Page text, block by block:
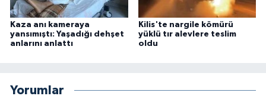
Kaza anı kameraya
yansımıştı: Yaşadığı dehşet
anlarını anlattı
Kilis'te nargile kömürü
yüklü tır alevlere teslim
oldu
Yorumlar